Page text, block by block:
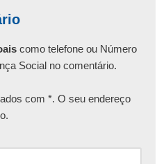
como telefone ou Número
Social no comentário.
com *. O seu endereço